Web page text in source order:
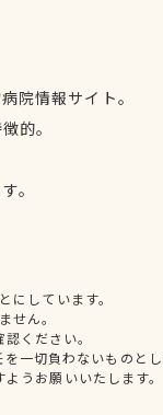
院情報サイト。
的。
。
しています。
せん。
ください。
一切負わないものとし
うお願いいたします。